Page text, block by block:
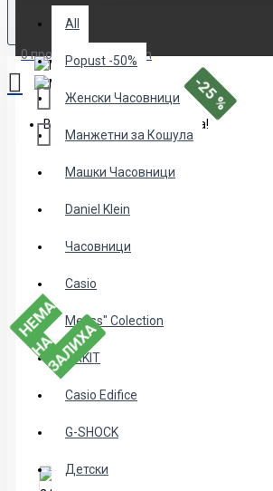
All
Popust -50%
Женски Часовници
Манжетни за Кошула
Машки Часовници
Daniel Klein
Часовници
Casio
Menss" Colection
NAKIT
Casio Edifice
G-SHOCK
Детски
0 продукт(и) - 0.00den
Вашата кошничка е празна!
-25 %
Н
Е
М
А
Н
А
З
А
Л
И
Х
А